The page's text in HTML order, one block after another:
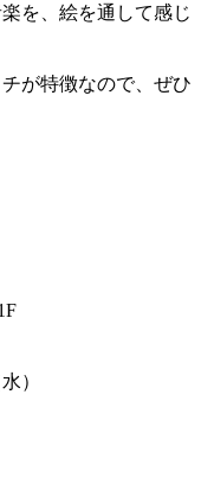
を、絵を通して感じ
が特徴なので、ぜひ
）